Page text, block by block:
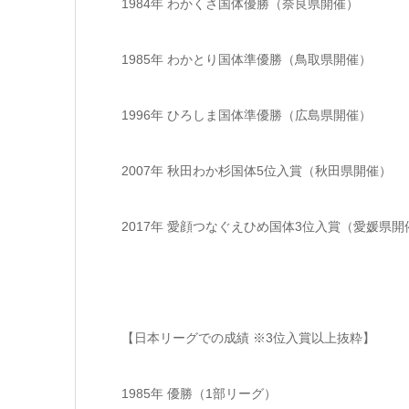
1984年 わかくさ国体優勝（奈良県開催）
1985年 わかとり国体準優勝（鳥取県開催）
1996年 ひろしま国体準優勝（広島県開催）
2007年 秋田わか杉国体5位入賞（秋田県開催）
2017年 愛顔つなぐえひめ国体3位入賞（愛媛県開
【日本リーグでの成績 ※3位入賞以上抜粋】
1985年 優勝（1部リーグ）